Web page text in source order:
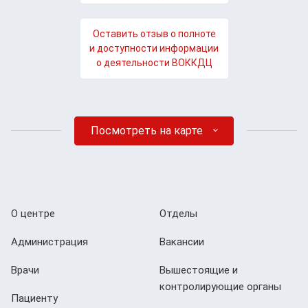
Оставить отзыв о полноте
и доступности информации
о деятельности ВОККДЦ
Посмотреть на карте
О центре
Администрация
Врачи
Пациенту
Отделы
Вакансии
Вышестоящие и
контролирующие органы